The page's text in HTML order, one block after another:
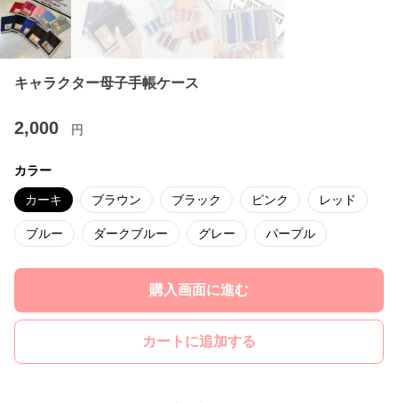
キャラクター母子手帳ケース
2,000 円
カラー
カーキ ブラウン ブラック ピンク レッド
ブルー ダークブルー グレー パープル
購入画面に進む
カートに追加する